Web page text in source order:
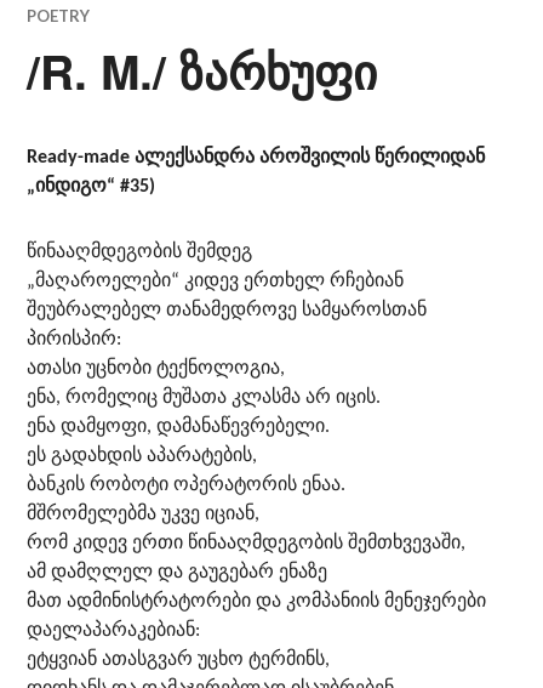
POETRY
/R. M./ ზარხუფი
Ready-made ალექსანდრა აროშვილის წერილიდან
„ინდიგო“ #35)
წინააღმდეგობის შემდეგ
„მაღაროელები“ კიდევ ერთხელ რჩებიან
შეუბრალებელ თანამედროვე სამყაროსთან
პირისპირ:
ათასი უცნობი ტექნოლოგია,
ენა, რომელიც მუშათა კლასმა არ იცის.
ენა დამყოფი, დამანაწევრებელი.
ეს გადახდის აპარატების,
ბანკის რობოტი ოპერატორის ენაა.
მშრომელებმა უკვე იციან,
რომ კიდევ ერთი წინააღმდეგობის შემთხვევაში,
ამ დამღლელ და გაუგებარ ენაზე
მათ ადმინისტრატორები და კომპანიის მენეჯერები
დაელაპარაკებიან:
ეტყვიან ათასგვარ უცხო ტერმინს,